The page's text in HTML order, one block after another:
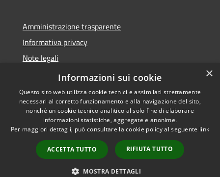
Amministrazione trasparente
Informativa privacy
Note legali
Dichiarazione di accessibilità
Accessibilità
Copyright © 2026 • Comune di
Santo Stefano del Sole •
Powered byMunicipium
Accesso redazione
×
Informazioni sui cookie
Questo sito web utilizza cookie tecnici e assimilati strettamente
necessari al corretto funzionamento e alla navigazione del sito,
nonché un cookie tecnico analitico al solo fine di elaborare
informazioni statistiche, aggregate e anonime.
Per maggiori dettagli, può consultare la cookie policy al seguente link
ACCETTA TUTTO RIFIUTA TUTTO
MOSTRA DETTAGLI